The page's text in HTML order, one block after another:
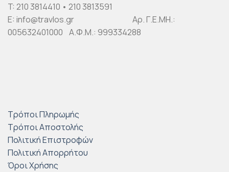
T: 210 3814410 • 210 3813591
E: info@travlos.gr Αρ. Γ.Ε.ΜΗ.:
005632401000 Α.Φ.Μ.: 999334288
Τρόποι Πληρωμής
Τρόποι Αποστολής
Πολιτική Επιστροφών
Πολιτική Απορρήτου
Όροι Χρήσης